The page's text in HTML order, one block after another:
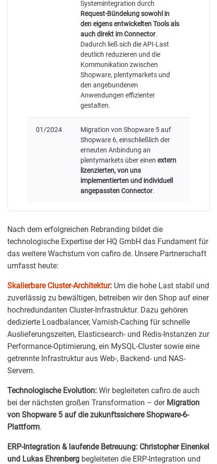
Systemintegration durch
Request-Bündelung sowohl in
den eigens entwickelten Tools als
auch direkt im Connector.
Dadurch ließ sich die API-Last
deutlich reduzieren und die
Kommunikation zwischen
Shopware, plentymarkets und
den angebundenen
Anwendungen effizienter
gestalten.
01/2024
Migration von Shopware 5 auf
Shopware 6, einschließlich der
erneuten Anbindung an
plentymarkets über einen extern
lizenzierten, von uns
implementierten und individuell
angepassten Connector.
Nach dem erfolgreichen Rebranding bildet die
technologische Expertise der HQ GmbH das Fundament für
das weitere Wachstum von cafiro.de. Unsere Partnerschaft
umfasst heute:
Skalierbare Cluster-Architektur: Um die hohe Last stabil und
zuverlässig zu bewältigen, betreiben wir den Shop auf einer
hochredundanten Cluster-Infrastruktur. Dazu gehören
dedizierte Loadbalancer, Varnish-Caching für schnelle
Auslieferungszeiten, Elasticsearch- und Redis-Instanzen zur
Performance-Optimierung, ein MySQL-Cluster sowie eine
getrennte Infrastruktur aus Web-, Backend- und NAS-
Servern.
Technologische Evolution: Wir begleiteten cafiro.de auch
bei der nächsten großen Transformation – der Migration
von Shopware 5 auf die zukunftssichere Shopware-6-
Plattform.
ERP-Integration & laufende Betreuung: Christopher Einenkel
und Lukas Ehrenberg begleiteten die ERP-Integration und